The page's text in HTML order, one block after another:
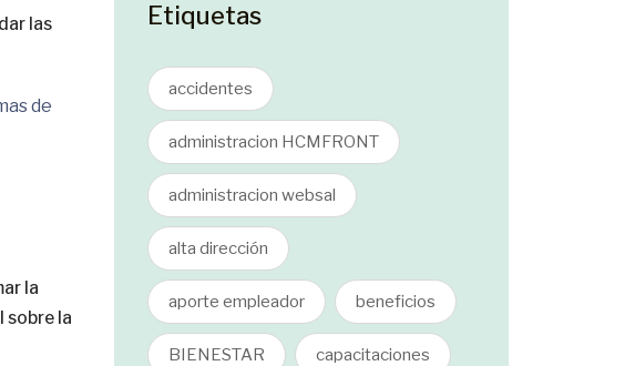
las
de
la
sobre la
Etiquetas
accidentes
administracion HCMFRONT
administracion websal
alta dirección
aporte empleador beneficios
BIENESTAR capacitaciones